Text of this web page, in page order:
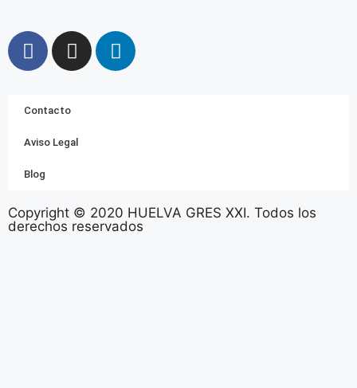
Contacto
Aviso Legal
Blog
Copyright © 2020 HUELVA GRES XXI. Todos los
derechos reservados